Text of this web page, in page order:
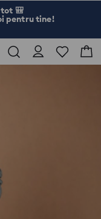
tot 🎒
pentru tine!